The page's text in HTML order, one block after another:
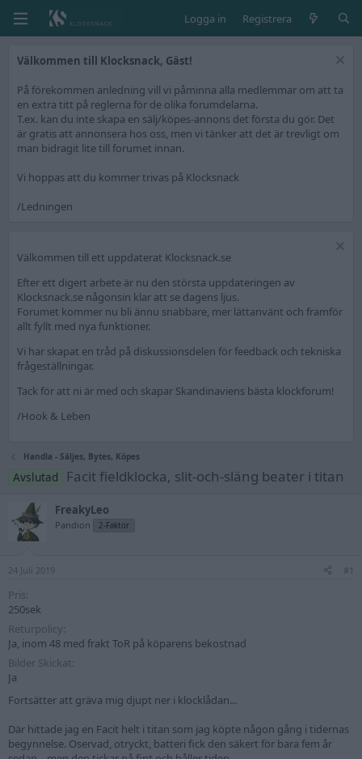
Logga in Registrera
Välkommen till Klocksnack, Gäst!
På förekommen anledning vill vi påminna alla medlemmar om att ta
en extra titt på reglerna för de olika forumdelarna.
T.ex. kan du inte skapa en sälj/köpes-annons det första du gör. Det
är gratis att annonsera hos oss, men vi tänker att det är trevligt om
man bidragit lite till forumet innan.
Vi hoppas att du kommer trivas på Klocksnack
/Ledningen
Välkommen till ett uppdaterat Klocksnack.se
Efter ett digert arbete är nu den största uppdateringen av
Klocksnack.se någonsin klar att se dagens ljus.
Forumet kommer nu bli ännu snabbare, mer lättanvänt och framför
allt fyllt med nya funktioner.
Vi har skapat en tråd på diskussionsdelen för feedback och tekniska
frågeställningar.
Tack för att ni är med och skapar Skandinaviens bästa klockforum!
/Hook & Leben
Handla - Säljes, Bytes, Köpes
Avslutad Facit fieldklocka, slit-och-släng beater i titan
FreakyLeo
Pandion 2-Faktor
24 Juli 2019 #1
Pris
250sek
Returpolicy
Ja, inom 48 med frakt ToR på köparens bekostnad
Bilder Skickat
Ja
Fortsätter att gräva mig djupt ner i klocklådan...
Där hittade jag en Facit helt i titan som jag köpte någon gång i tidernas
begynnelse. Oservad, otryckt, batteri fick den säkert för bara fem år